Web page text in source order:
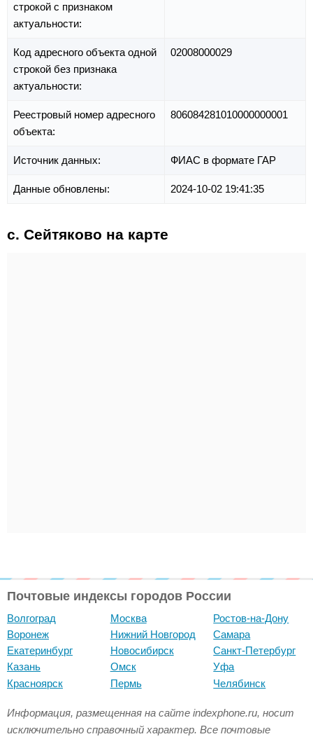
строкой с признаком
актуальности:
Код адресного объекта одной
строкой без признака
актуальности:
02008000029
Реестровый номер адресного
объекта:
806084281010000000001
Источник данных: ФИАС в формате ГАР
Данные обновлены: 2024-10-02 19:41:35
с. Сейтяково на карте
Почтовые индексы городов России
Волгоград
Воронеж
Екатеринбург
Казань
Красноярск
Москва
Нижний Новгород
Новосибирск
Омск
Пермь
Ростов-на-Дону
Самара
Санкт-Петербург
Уфа
Челябинск
Информация, размещенная на сайте indexphone.ru, носит
исключительно справочный характер. Все почтовые